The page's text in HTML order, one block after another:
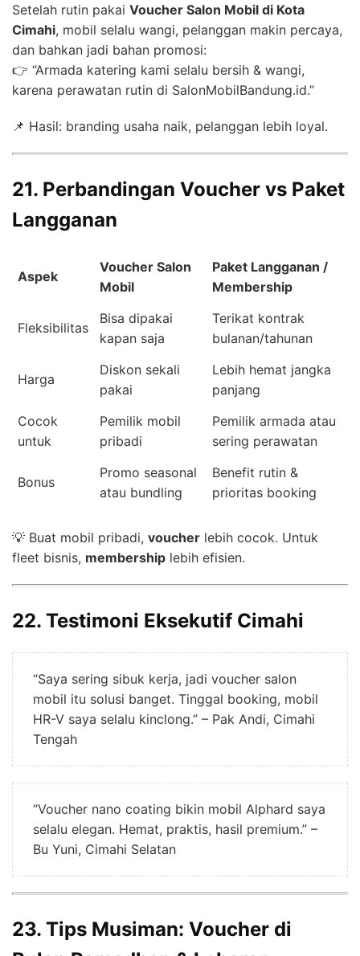
Setelah rutin pakai Voucher Salon Mobil di Kota
Cimahi, mobil selalu wangi, pelanggan makin percaya,
dan bahkan jadi bahan promosi:
👉 “Armada katering kami selalu bersih & wangi,
karena perawatan rutin di SalonMobilBandung.id.”
📌 Hasil: branding usaha naik, pelanggan lebih loyal.
21. Perbandingan Voucher vs Paket
Langganan
Aspek
Voucher Salon
Mobil
Paket Langganan /
Membership
Fleksibilitas
Bisa dipakai
kapan saja
Terikat kontrak
bulanan/tahunan
Harga
Diskon sekali
pakai
Lebih hemat jangka
panjang
Cocok
untuk
Pemilik mobil
pribadi
Pemilik armada atau
sering perawatan
Bonus
Promo seasonal
atau bundling
Benefit rutin &
prioritas booking
💡 Buat mobil pribadi, voucher lebih cocok. Untuk
fleet bisnis, membership lebih efisien.
22. Testimoni Eksekutif Cimahi
“Saya sering sibuk kerja, jadi voucher salon
mobil itu solusi banget. Tinggal booking, mobil
HR-V saya selalu kinclong.” – Pak Andi, Cimahi
Tengah
“Voucher nano coating bikin mobil Alphard saya
selalu elegan. Hemat, praktis, hasil premium.” –
Bu Yuni, Cimahi Selatan
23. Tips Musiman: Voucher di